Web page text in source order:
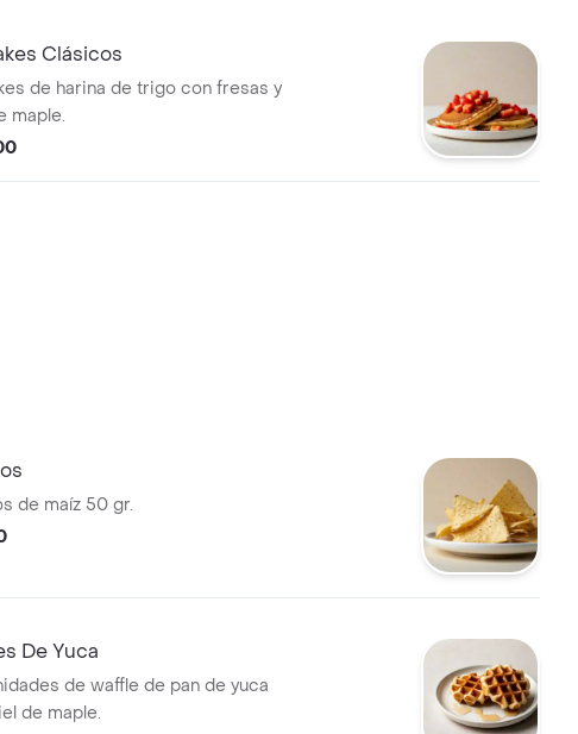
Clásicos
de harina de trigo con fresas y
maple.
de maíz 50 gr.
De Yuca
de waffle de pan de yuca
de maple.